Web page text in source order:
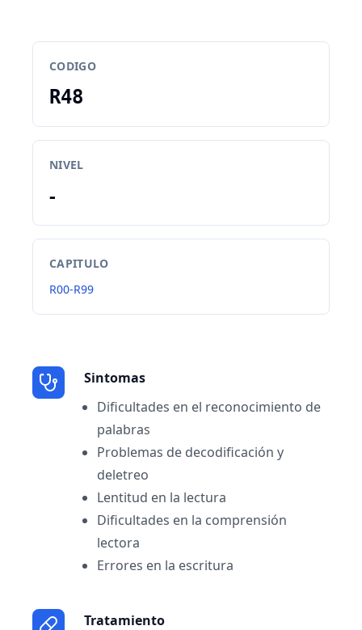
CODIGO
R48
NIVEL
-
CAPITULO
R00-R99
Sintomas
Dificultades en el reconocimiento de
palabras
Problemas de decodificación y
deletreo
Lentitud en la lectura
Dificultades en la comprensión
lectora
Errores en la escritura
Tratamiento